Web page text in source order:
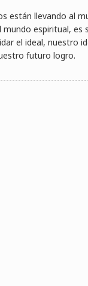
están llevando al
mundo espiritual, es
el ideal, nuestro
futuro logro.